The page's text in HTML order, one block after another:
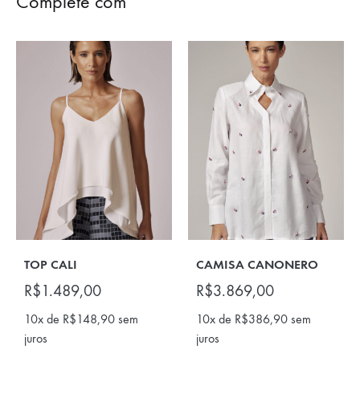
TOP CALI
R$1.489,00
10x de R$148,90 sem
juros
CAMISA CANONERO
R$3.869,00
10x de R$386,90 sem
juros